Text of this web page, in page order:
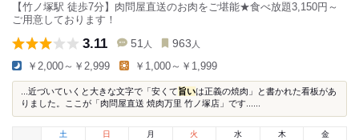
【竹ノ塚駅 徒歩7分】肉問屋直送のお肉をご堪能★食べ放題3,150円～
ご用意しております！
3.11 51 人 963 人
￥2,000～￥2,999 ￥1,000～￥1,999
...近づいていくと大きな文字で「安くて旨いは正義の焼肉」と書かれた看板があ
りました。ここが「肉問屋直送 焼肉万里 竹ノ塚店」です......
土
日 月 火 水 木 金